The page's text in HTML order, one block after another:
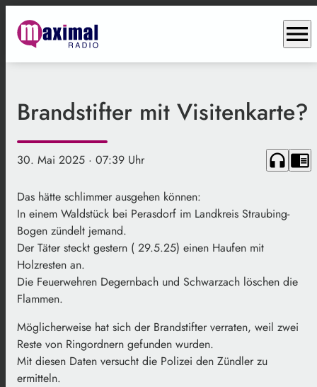
menu
Brandstifter mit Visitenkarte?
30. Mai 2025 · 07:39 Uhr headphones chrome_reader_mode
Das hätte schlimmer ausgehen können:
In einem Waldstück bei Perasdorf im Landkreis Straubing-
Bogen zündelt jemand.
Der Täter steckt gestern ( 29.5.25) einen Haufen mit
Holzresten an.
Die Feuerwehren Degernbach und Schwarzach löschen die
Flammen.
Möglicherweise hat sich der Brandstifter verraten, weil zwei
Reste von Ringordnern gefunden wurden.
Mit diesen Daten versucht die Polizei den Zündler zu
ermitteln.